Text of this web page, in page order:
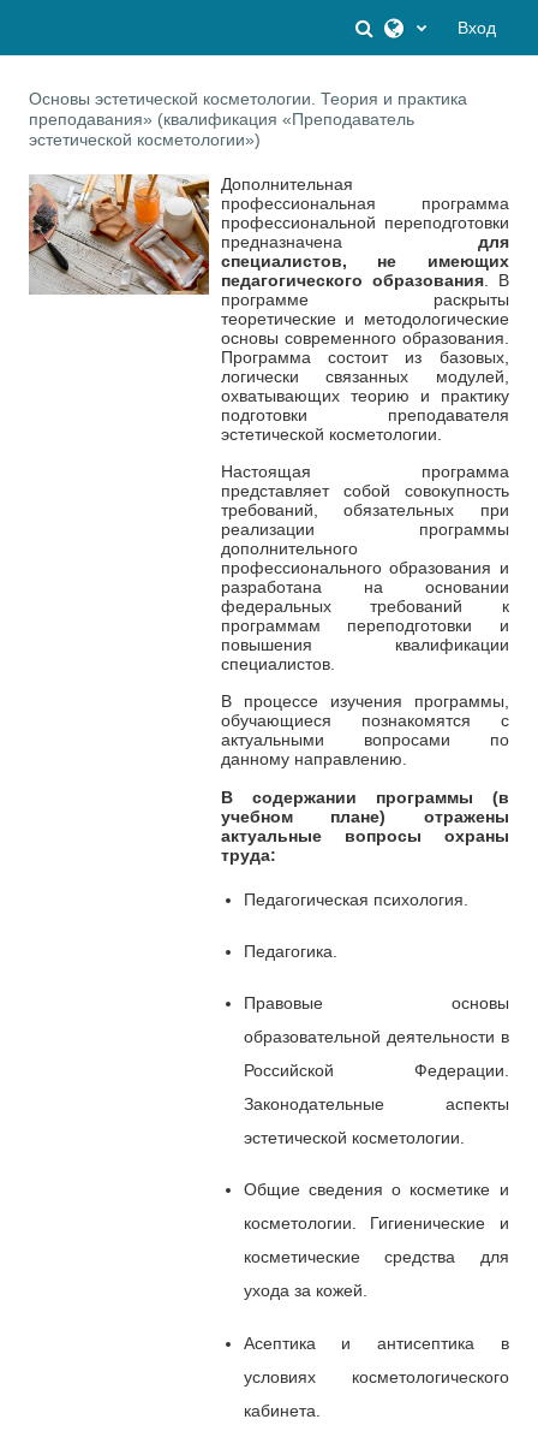
ИзменитьВход
Основы эстетической косметологии. Теория и практика
преподавания» (квалификация «Преподаватель
эстетической косметологии»)
Дополнительная
профессиональная программа
профессиональной переподготовки
предназначена для
специалистов, не имеющих
педагогического образования. В
программе раскрыты
теоретические и методологические
основы современного образования.
Программа состоит из базовых,
логически связанных модулей,
охватывающих теорию и практику
подготовки преподавателя
эстетической косметологии.
Настоящая программа
представляет собой совокупность
требований, обязательных при
реализации программы
дополнительного
профессионального образования и
разработана на основании
федеральных требований к
программам переподготовки и
повышения квалификации
специалистов.
В процессе изучения программы,
обучающиеся познакомятся с
актуальными вопросами по
данному направлению.
В содержании программы
(в
учебном плане) отражены
актуальные вопросы охраны
труда:
Педагогическая психология.
Педагогика.
Правовые основы
образовательной деятельности в
Российской Федерации.
Законодательные аспекты
эстетической косметологии.
Общие сведения о косметике и
косметологии. Гигиенические и
косметические средства для
ухода за кожей.
Асептика и антисептика в
условиях косметологического
кабинета.